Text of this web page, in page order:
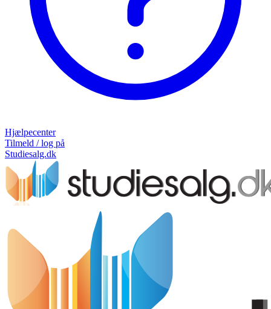
Hjælpecenter
Tilmeld / log på
Studiesalg.dk